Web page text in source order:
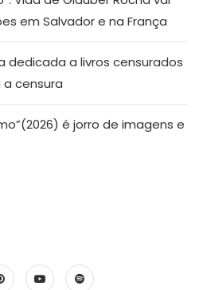
em Salvador e na França
dedicada a livros censurados
censura
é jorro de imagens e